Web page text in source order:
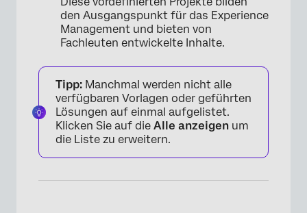
den Ausgangspunkt für das Experience
Management und bieten von
Fachleuten entwickelte Inhalte.
Tipp: Manchmal werden nicht alle
verfügbaren Vorlagen oder geführten
Lösungen auf einmal aufgelistet.
Klicken Sie auf die Alle anzeigen um
die Liste zu erweitern.